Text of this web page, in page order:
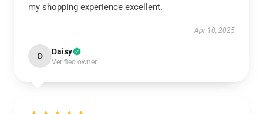
my shopping experience excellent.
Apr 10, 2025
D Daisy
Verified owner